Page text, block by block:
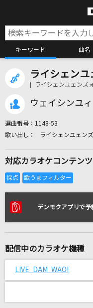
キーワード 曲名
リアルタイ
長い光
ピースサイン
ライシェン
[ ライシェンユェンズ
ウェイシンユィ
選曲番号： 1148-53
ライシェンユェン
対応カラオケコンテンツ
デンモクアプリで予
配信中のカラオケ機種
LIVE DAM WAO!